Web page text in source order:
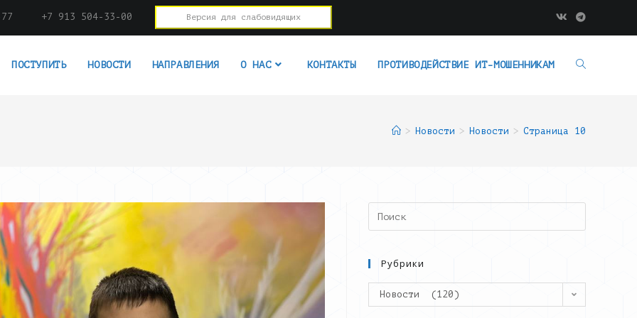
+7 913 504-33-00 Версия для слабовидящих
ПОСТУПИТЬ НОВОСТИ НАПРАВЛЕНИЯ О НАС КОНТАКТЫ ПРОТИВОДЕЙСТВИЕ ИТ-МОШЕННИКАМ
> Новости > Новости > Страница 10
Search
this
Рубрики
Рубрики
Новости (120)